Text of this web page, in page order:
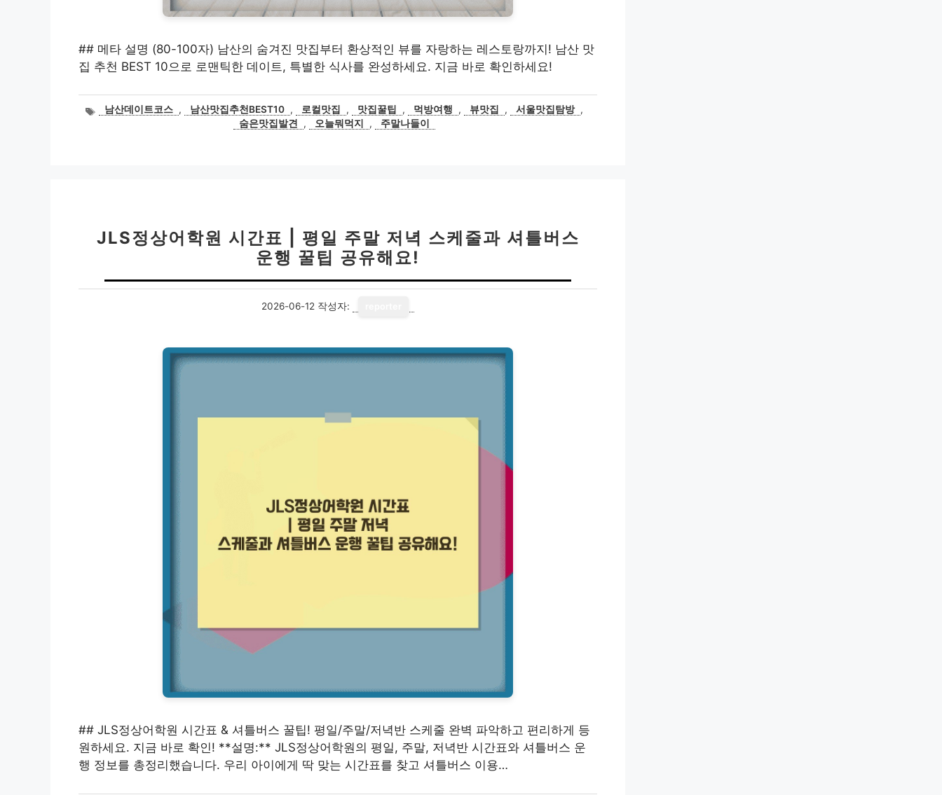
## 메타 설명 (80-100자) 남산의 숨겨진 맛집부터 환상적인 뷰를 자랑하는 레스토랑까지! 남산 맛
집 추천 BEST 10으로 로맨틱한 데이트, 특별한 식사를 완성하세요. 지금 바로 확인하세요!
태남산데이트코스 , 남산맛집추천BEST10 , 로컬맛집 , 맛집꿀팁 , 먹방여행 , 뷰맛집 , 서울맛집탐방 ,
숨은맛집발견
, 오늘뭐먹지 , 주말나들이
JLS정상어학원 시간표 | 평일 주말 저녁 스케줄과 셔틀버스
운행 꿀팁 공유해요!
2026-06-12 작성자:
## JLS정상어학원 시간표 & 셔틀버스 꿀팁! 평일/주말/저녁반 스케줄 완벽 파악하고 편리하게 등
원하세요. 지금 바로 확인! **설명:** JLS정상어학원의 평일, 주말, 저녁반 시간표와 셔틀버스 운
행 정보를 총정리했습니다. 우리 아이에게 딱 맞는 시간표를 찾고 셔틀버스 이용…